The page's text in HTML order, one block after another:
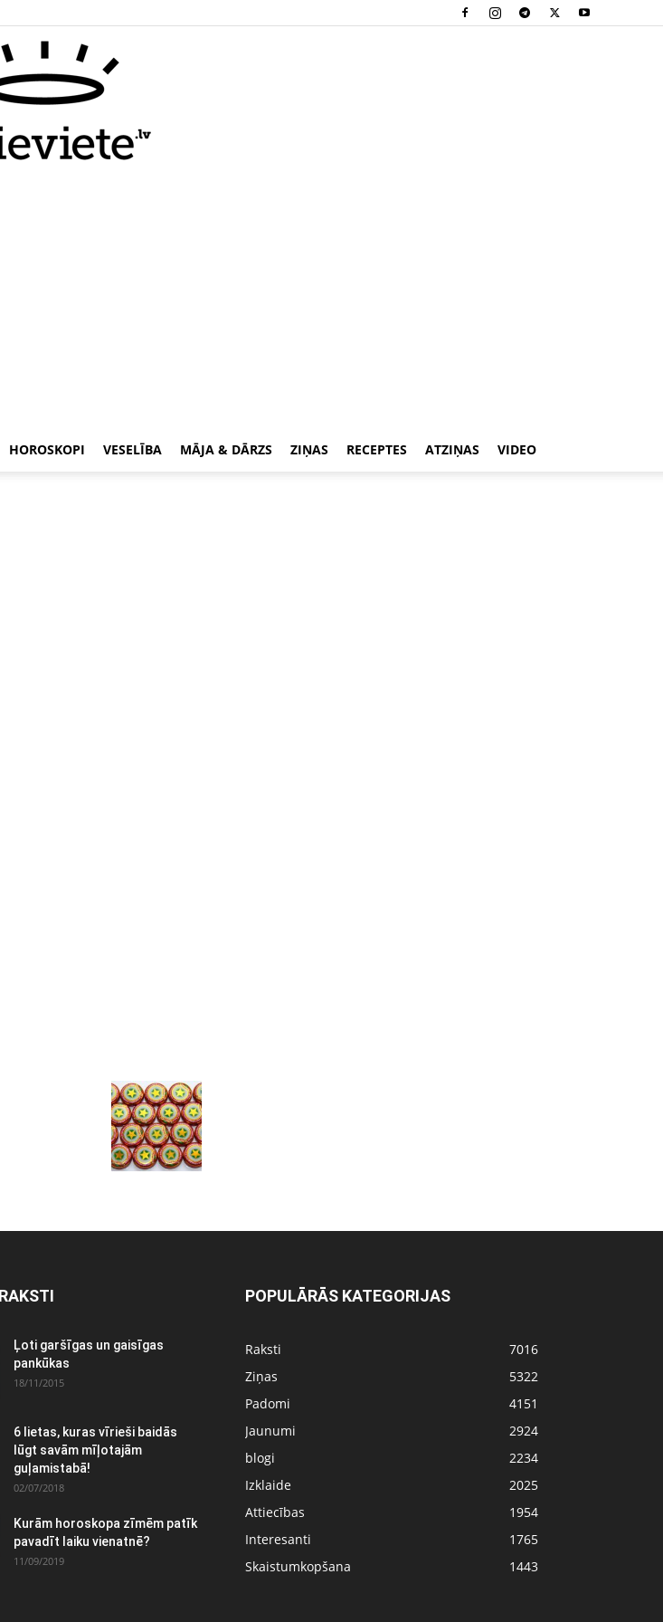
HOROSKOPI VESELĪBA MĀJA & DĀRZS ZIŅAS RECEPTES ATZIŅAS VIDEO
Ļoti garšīgas un gaisīgas
pankūkas
18/11/2015
6 lietas, kuras vīrieši baidās
lūgt savām mīļotajām
guļamistabā!
02/07/2018
Kurām horoskopa zīmēm patīk
pavadīt laiku vienatnē?
11/09/2019
POPULĀRĀS KATEGORIJAS
Raksti
7016
Ziņas
5322
Padomi
4151
Jaunumi
2924
blogi
2234
Izklaide
2025
Attiecības
1954
Interesanti
1765
Skaistumkopšana
1443